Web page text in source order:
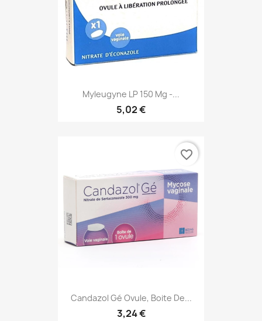
Myleugyne LP 150 Mg -...
5,02 €
Candazol Gé Ovule, Boite De...
3,24 €
favorite_border